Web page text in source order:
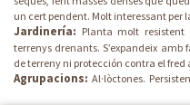
un cert pendent. Molt interessant per
Jardinería: Planta molt
terrenys drenants. S’expandeix amb
de terreny ni protección contra el fred
Agrupacions: Al·lòctones.